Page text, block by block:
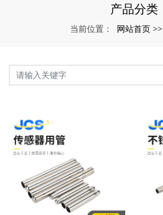
产品分类
当前位置： 网站首页 >>